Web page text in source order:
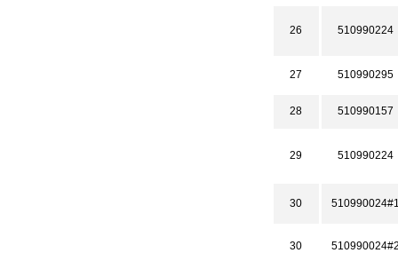
26 510990224
27 510990295
28 510990157
29 510990224
30
30